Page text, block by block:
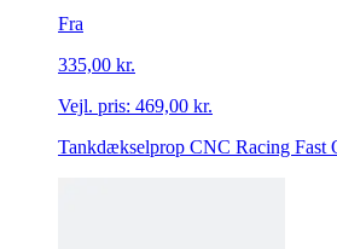
Fra
335,00 kr.
Vejl. pris: 469,00 kr.
Tankdækselprop CNC Racing Fast